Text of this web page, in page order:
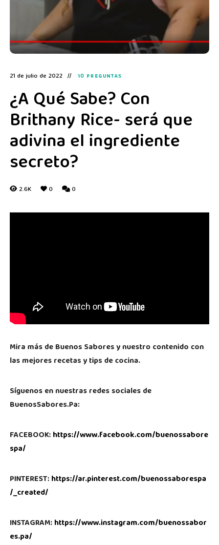
21 de julio de 2022 10 PREGUNTAS
¿A Qué Sabe? Con
Brithany Rice- será que
adivina el ingrediente
secreto?
2.6K 0 0
Mira más de Buenos Sabores y nuestro contenido con
las mejores recetas y tips de cocina.
Síguenos en nuestras redes sociales de
BuenosSabores.Pa:
FACEBOOK:https://www.facebook.com/buenossabore
spa/
PINTEREST:https://ar.pinterest.com/buenossaborespa
/_created/
INSTAGRAM:https://www.instagram.com/buenossabor
es.pa/